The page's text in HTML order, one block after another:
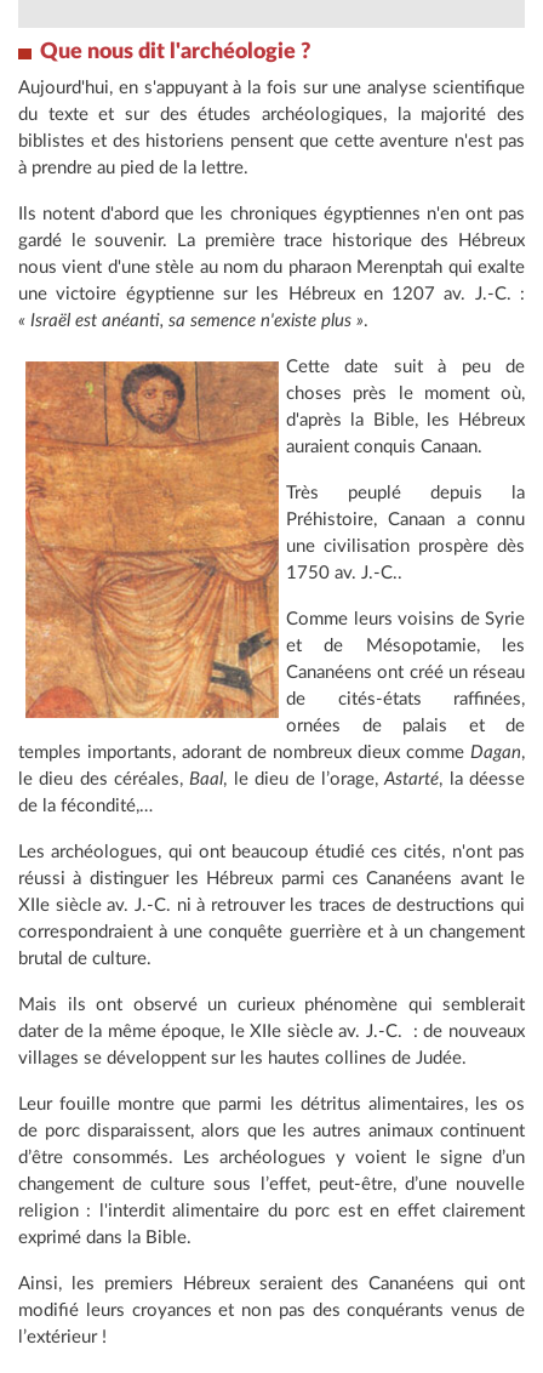
Que nous dit l'archéologie ?
Aujourd'hui, en s'appuyant à la fois sur une analyse scientifique
du texte et sur des études archéologiques, la majorité des
biblistes et des historiens pensent que cette aventure n'est pas
à prendre au pied de la lettre.
Ils notent d'abord que les chroniques égyptiennes n'en ont pas
gardé le souvenir. La première trace historique des Hébreux
nous vient d'une stèle au nom du pharaon Merenptah qui exalte
une victoire égyptienne sur les Hébreux en 1207 av. J.-C. :
« Israël est anéanti, sa semence n'existe plus ».
Cette date suit à peu de
choses près le moment où,
d'après la Bible, les Hébreux
auraient conquis Canaan.
Très peuplé depuis la
Préhistoire, Canaan a connu
une civilisation prospère dès
1750 av. J.-C..
Comme leurs voisins de Syrie
et de Mésopotamie, les
Cananéens ont créé un réseau
de cités-états raffinées,
ornées de palais et de
temples importants, adorant de nombreux dieux comme Dagan,
le dieu des céréales,Baal, le dieu de l’orage,Astarté, la déesse
de la fécondité,…
Les archéologues, qui ont beaucoup étudié ces cités, n'ont pas
réussi à distinguer les Hébreux parmi ces Cananéens avant le
XIIe siècle av. J.-C. ni à retrouver les traces de destructions qui
correspondraient à une conquête guerrière et à un changement
brutal de culture.
Mais ils ont observé un curieux phénomène qui semblerait
dater de la même époque, le XIIe siècle av. J.-C. : de nouveaux
villages se développent sur les hautes collines de Judée.
Leur fouille montre que parmi les détritus alimentaires, les os
de porc disparaissent, alors que les autres animaux continuent
d’être consommés. Les archéologues y voient le signe d’un
changement de culture sous l’effet, peut-être, d’une nouvelle
religion : l'interdit alimentaire du porc est en effet clairement
exprimé dans la Bible.
Ainsi, les premiers Hébreux seraient des Cananéens qui ont
modifié leurs croyances et non pas des conquérants venus de
l’extérieur !